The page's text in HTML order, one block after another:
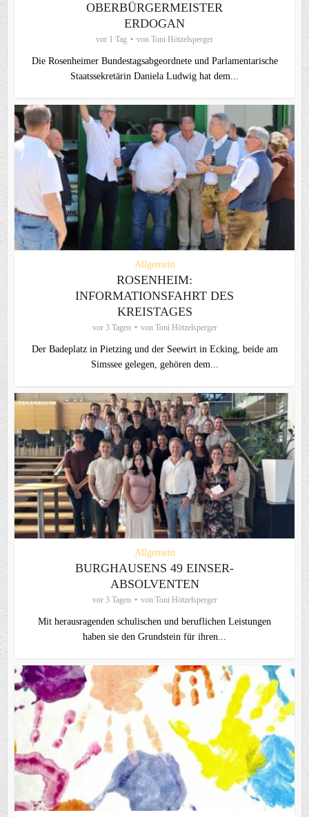
OBERBÜRGERMEISTER
ERDOGAN
vor 1 Tag von Toni Hötzelsperger
Die Rosenheimer Bundestagsabgeordnete und Parlamentarische
Staatssekretärin Daniela Ludwig hat dem...
Allgemein
ROSENHEIM:
INFORMATIONSFAHRT DES
KREISTAGES
vor 3 Tagen von Toni Hötzelsperger
Der Badeplatz in Pietzing und der Seewirt in Ecking, beide am
Simssee gelegen, gehören dem...
Allgemein
BURGHAUSENS 49 EINSER-
ABSOLVENTEN
vor 3 Tagen von Toni Hötzelsperger
Mit herausragenden schulischen und beruflichen Leistungen
haben sie den Grundstein für ihren...